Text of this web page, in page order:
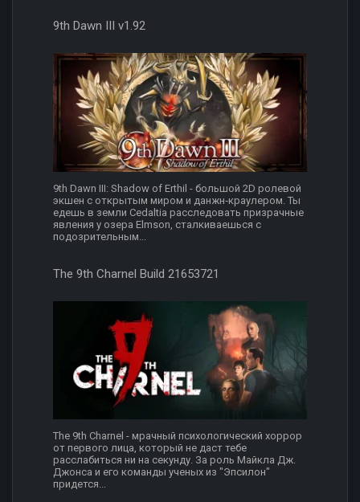
9th Dawn III v1.92
9th Dawn III: Shadow of Erthil - большой 2D ролевой
экшен с открытым миром и данжн‑краулером. Ты
едешь в земли Cedaltia расследовать призрачные
явления у озера Elmson, сталкиваешься с
подозрительным...
The 9th Charnel Build 21653721
The 9th Charnel - мрачный психологический хоррор
от первого лица, который не даст тебе
расслабиться ни на секунду. За роль Майкла Дж.
Джонса и его команды ученых из "Эпсилон"
придется...